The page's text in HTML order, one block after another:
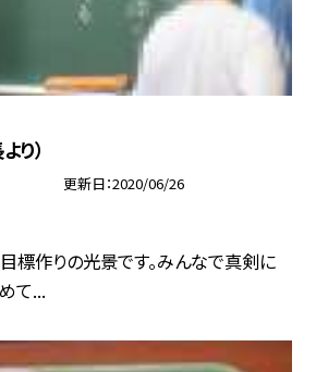
り）
更新日 2020/06/26
目標作りの光景です。みんなで真剣に
て...